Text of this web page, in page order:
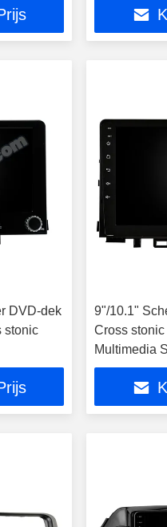
DVD-dek
stonic
9"/10.1"
Cross
Multimedia
Player